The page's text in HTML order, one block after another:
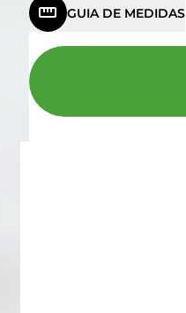
GUIA DE MEDIDAS